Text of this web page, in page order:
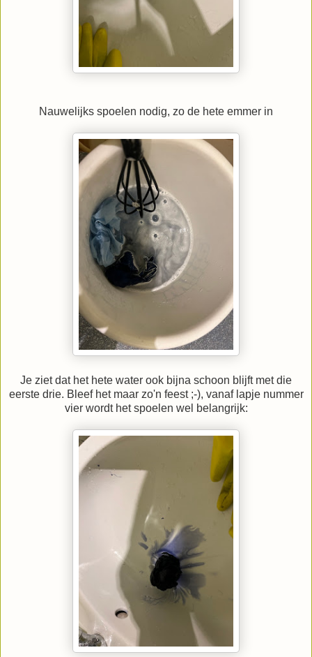
Nauwelijks spoelen nodig, zo de hete emmer in
Je ziet dat het hete water ook bijna schoon blijft met die
eerste drie. Bleef het maar zo'n feest ;-), vanaf lapje nummer
vier wordt het spoelen wel belangrijk: